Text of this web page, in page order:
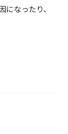
になったり、